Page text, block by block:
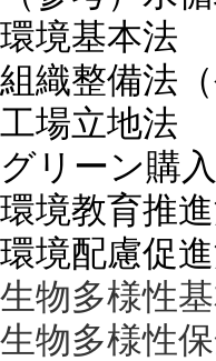
環境基本法
組織整備法
工場立地法
グリーン購
環境教育推
環境配慮促
生物多様性
生物多様性